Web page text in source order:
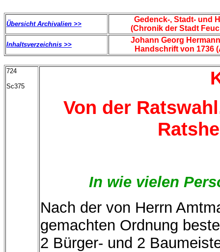
Übersicht Archivalien >>
Gedenck-, Stadt- und
(Chronik der Stadt
Inhaltsverzeichnis >>
Johann Georg
Handschrift von 1736
724
Sc375
Von der
In wie vielen
Nach der von Herrn
gemachten Ordnung
2 Bürger- und 2